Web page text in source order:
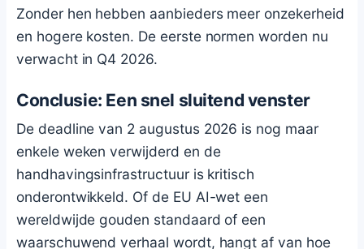
Zonder hen hebben aanbieders meer onzekerheid
en hogere kosten. De eerste normen worden nu
verwacht in Q4 2026.
Conclusie: Een snel sluitend venster
De deadline van 2 augustus 2026 is nog maar
enkele weken verwijderd en de
handhavingsinfrastructuur is kritisch
onderontwikkeld. Of de EU AI-wet een
wereldwijde gouden standaard of een
waarschuwend verhaal wordt, hangt af van hoe